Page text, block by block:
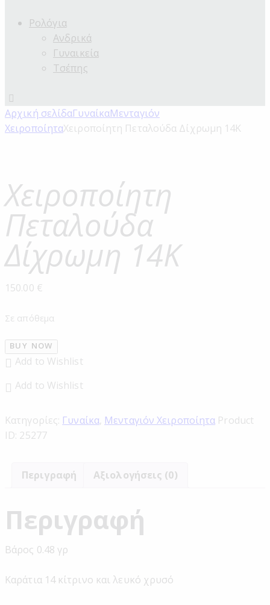
Ρολόγια
Ανδρικά
Γυναικεία
Τσέπης
Αρχική σελίδαΓυναίκαΜενταγιόν
ΧειροποίηταΧειροποίητη Πεταλούδα Δίχρωμη 14Κ
Χειροποίητη
Πεταλούδα
Δίχρωμη 14Κ
150.00 €
Σε απόθεμα
BUY NOW
Add to Wishlist
Add to Wishlist
Κατηγορίες: Γυναίκα, Μενταγιόν Χειροποίητα Product
ID: 25277
Περιγραφή Αξιολογήσεις (0)
Περιγραφή
Βάρος 0.48 γρ
Καράτια 14 κίτρινο και λευκό χρυσό